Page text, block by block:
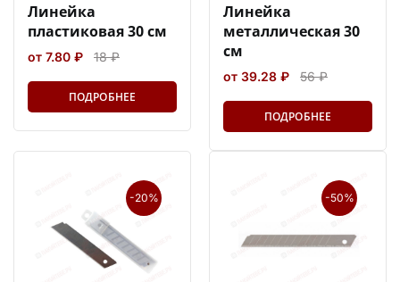
Линейка
пластиковая 30 см
от 7.80 ₽ 18 ₽
ПОДРОБНЕЕ
Линейка
металлическая 30
см
от 39.28 ₽ 56 ₽
ПОДРОБНЕЕ
-20% -50%